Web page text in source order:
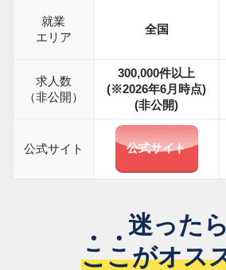
就業
エリア
全国
求人数
（非公開）
300,000件以上
(※2026年6月時点)
(非公開)
公式サイト 公式サイト
迷ったら
ここがオス